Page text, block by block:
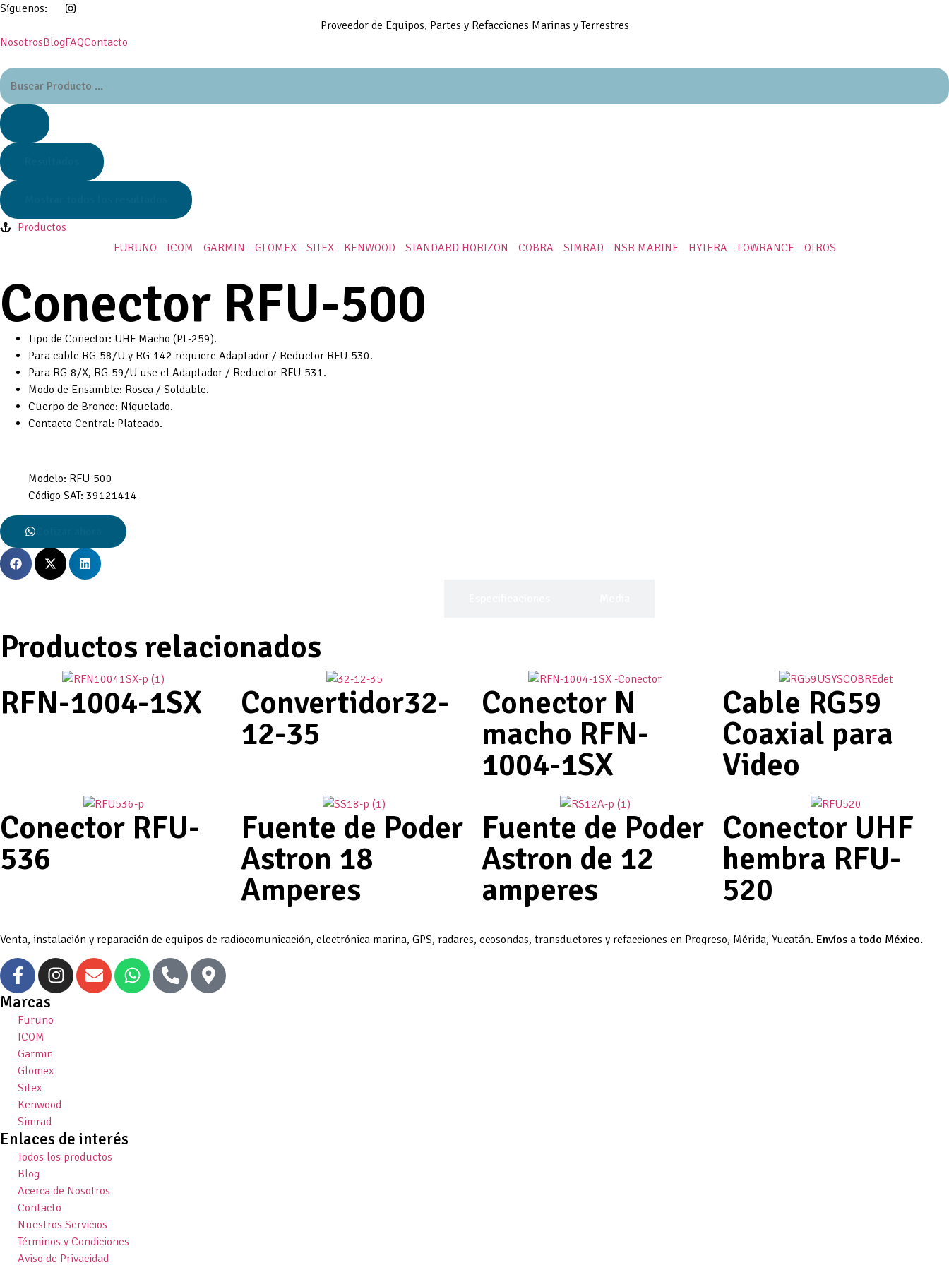
Síguenos:
Proveedor de Equipos, Partes y Refacciones Marinas y Terrestres
NosotrosBlogFAQContacto
Productos
FURUNO
ICOM GARMIN GLOMEX SITEX KENWOOD STANDARD HORIZON COBRA SIMRAD NSR MARINE HYTERA LOWRANCE OTROS
Conector RFU-500
Tipo de Conector: UHF Macho (PL-259).
Para cable RG-58/U y RG-142 requiere Adaptador / Reductor RFU-530.
Para RG-8/X, RG-59/U use el Adaptador / Reductor RFU-531.
Modo de Ensamble: Rosca / Soldable.
Cuerpo de Bronce: Níquelado.
Contacto Central: Plateado.
Modelo: RFU-500
Código SAT: 39121414
Productos relacionados
RFN-1004-1SX
Convertidor32-
12-35
Conector N
macho RFN-
1004-1SX
Cable RG59
Coaxial para
Video
Conector RFU-
536
Fuente de Poder
Astron 18
Amperes
Fuente de Poder
Astron de 12
amperes
Conector UHF
hembra RFU-
520
Venta, instalación y reparación de equipos de radiocomunicación, electrónica marina, GPS, radares, ecosondas, transductores y refacciones en Progreso, Mérida, Yucatán. Envíos a todo México.
Marcas
Furuno
ICOM
Garmin
Glomex
Sitex
Kenwood
Simrad
Enlaces de interés
Todos los productos
Blog
Acerca de Nosotros
Contacto
Nuestros Servicios
Términos y Condiciones
Aviso de Privacidad